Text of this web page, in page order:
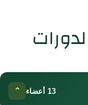
13 أعضاء ⌄